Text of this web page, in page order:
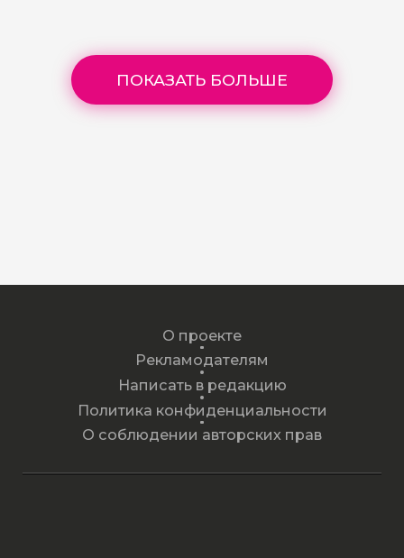
ПОКАЗАТЬ БОЛЬШЕ
О проекте
Рекламодателям
Написать в редакцию
Политика конфиденциальности
О соблюдении авторских прав